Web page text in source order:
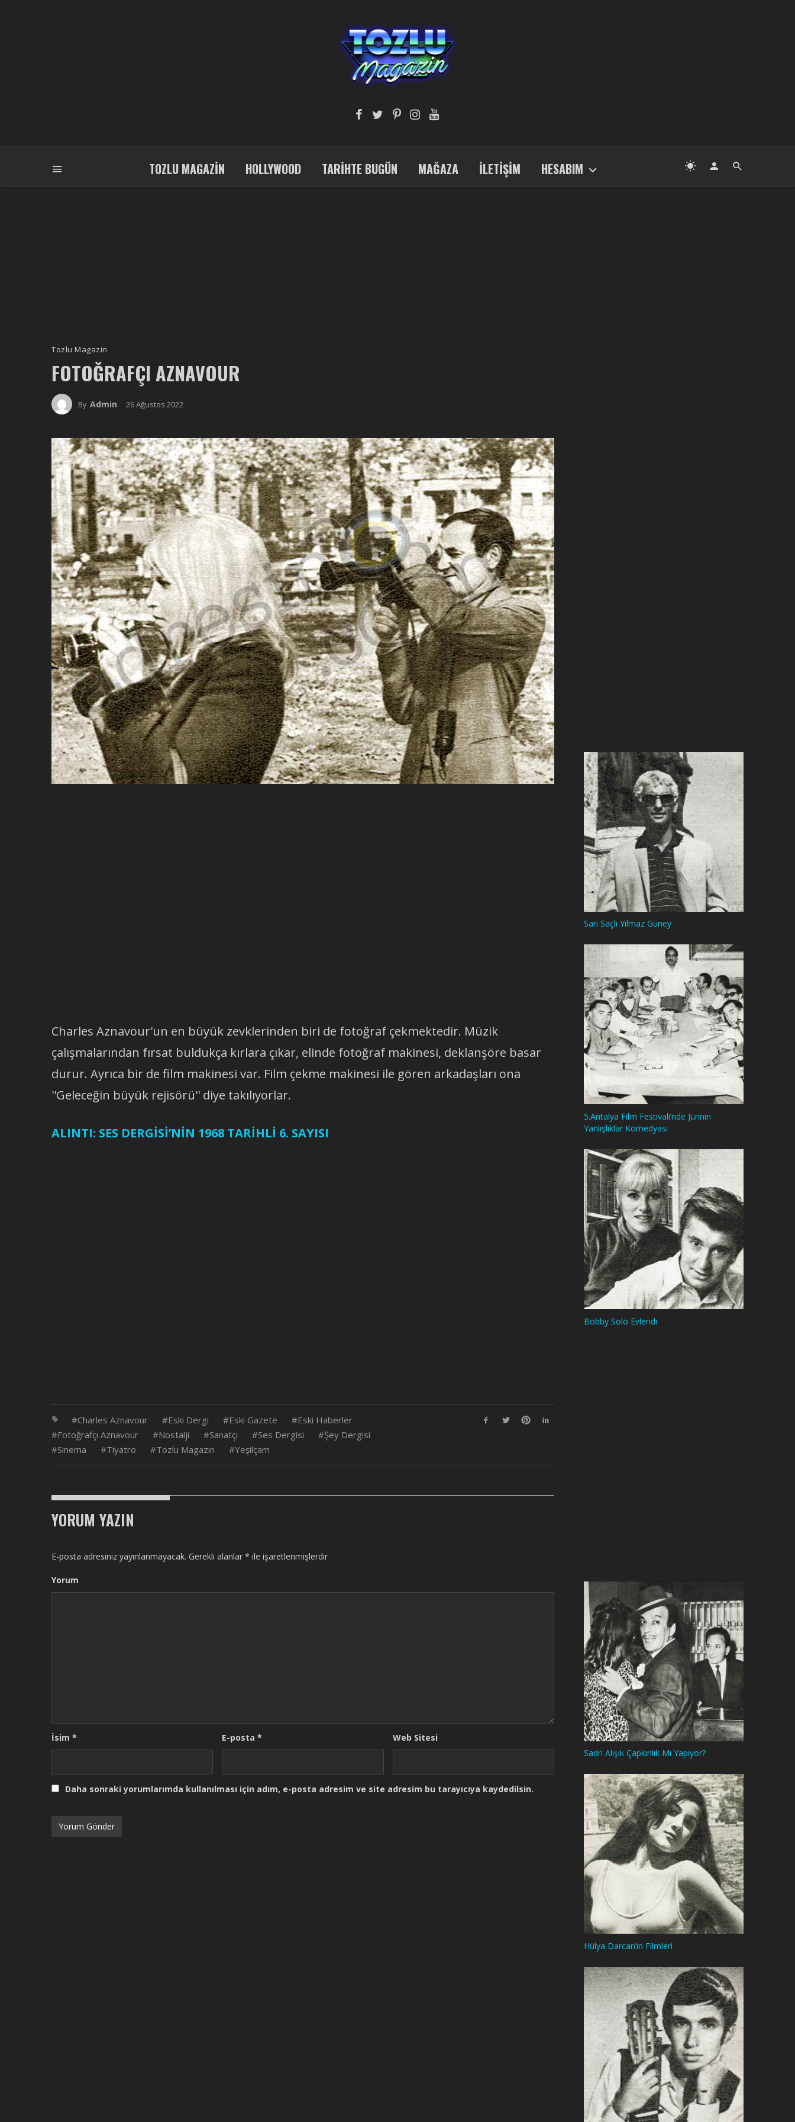
TOZLU MAGAZIN HOLLYWOOD TARIHTE BUGÜN MAĞAZA İLETIŞIM HESABIM
Tozlu Magazin
FOTOĞRAFÇI AZNAVOUR
By Admin 26 Ağustos 2022
Charles Aznavour'un en büyük zevklerinden biri de fotoğraf çekmektedir. Müzik
çalışmalarından fırsat buldukça kırlara çıkar, elinde fotoğraf makinesi, deklanşöre basar
durur. Ayrıca bir de film makinesi var. Film çekme makinesi ile gören arkadaşları ona
''Geleceğin büyük rejisörü'' diye takılıyorlar.
ALINTI: SES DERGİSİ’NİN 1968 TARİHLİ 6. SAYISI
Charles Aznavour Eski Dergi Eski Gazete
Eski Haberler
Fotoğrafçı Aznavour
Nostalji Sanatçı Ses Dergisi
Şey Dergisi
Sinema
Tiyatro Tozlu Magazin Yeşilçam
YORUM YAZIN
E-posta adresiniz yayınlanmayacak. Gerekli alanlar * ile işaretlenmişlerdir
Yorum
İsim * E-posta* Web Sitesi
Daha sonraki yorumlarımda kullanılması için adım, e-posta adresim ve site adresim bu tarayıcıya kaydedilsin.
Sarı Saçlı Yılmaz Güney
5.Antalya Film Festivali’nde Jürinin
Yanlışlıklar Komedyası
Bobby Solo Evlendi
Sadri Alışık Çapkınlık Mı Yapıyor?
Hülya Darcan’ın Filmleri